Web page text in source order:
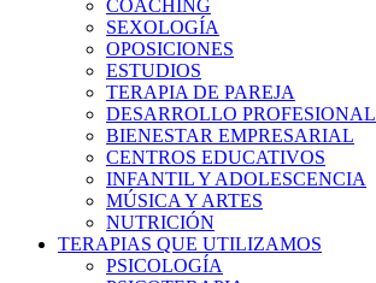
COACHING
SEXOLOGÍA
OPOSICIONES
ESTUDIOS
TERAPIA DE PAREJA
DESARROLLO PROFESIONAL
BIENESTAR EMPRESARIAL
CENTROS EDUCATIVOS
INFANTIL Y ADOLESCENCIA
MÚSICA Y ARTES
NUTRICIÓN
TERAPIAS QUE UTILIZAMOS
PSICOLOGÍA